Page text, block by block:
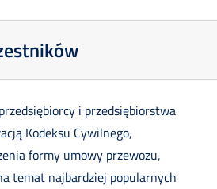
i przedsiębiorstwa
Kodeksu Cywilnego,
formy umowy przewozu,
temat najbardziej popularnych